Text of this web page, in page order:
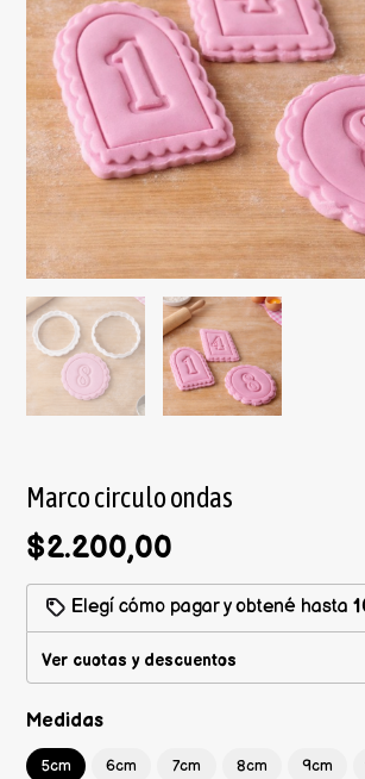
Marco circulo ondas
$2.200,00
Elegí cómo pagar y obtené hasta
Ver cuotas y descuentos
Medidas
5cm 6cm 7cm 8cm 9cm